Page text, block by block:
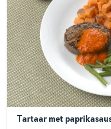
Tartaar met